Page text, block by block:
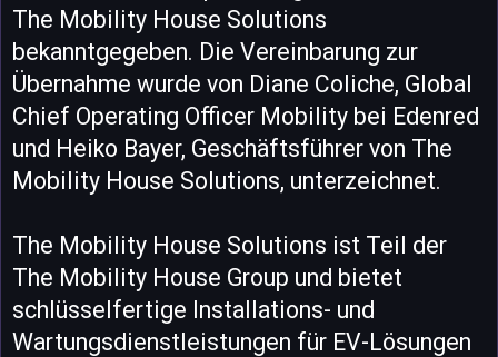
The Mobility House Solutions
bekanntgegeben. Die Vereinbarung zur
Übernahme wurde von Diane Coliche, Global
Chief Operating Officer Mobility bei Edenred
und Heiko Bayer, Geschäftsführer von The
Mobility House Solutions, unterzeichnet.
The Mobility House Solutions ist Teil der
The Mobility House Group und bietet
schlüsselfertige Installations- und
Wartungsdienstleistungen für EV-Lösungen